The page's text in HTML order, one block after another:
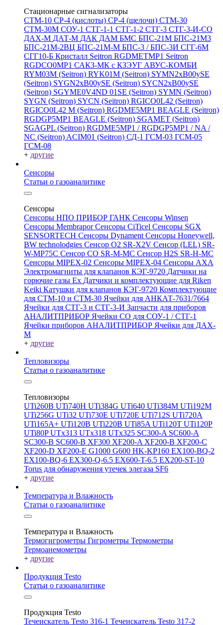
Стационарные сигнализаторы
СТМ-10 СР-4 (кислоты) СР-4 (щелочи) СТМ-30
СТМ-30М СОУ-1 СТГ-1-1 СТГ-1-2 СТГ-3 СТГ-3-И-CO
ДАХ-М ДАТ-М ДАК ДАМ БМС БПС-21М БПС-21М3
БПС-21М-2ВЦ БПС-21М-М БПС-3 / БПС-3И СГГ-6М
СГГ10-Б Кристалл Seitron RGDMETMP1 Seitron
RGDCO0MP1 САКЗ-МК с КЗЭУГ АВУС-КОМБИ
RYM03M (Seitron) RYK01M (Seitron) SYMN2хB00ySE
(Seitron) SYGN2xB00ySE (Seitron) SYCN2xB00ySE
(Seitron) SGYME0V4ND 01SE (Seitron) SYMN (Seitron)
SYGN (Seitron) SYCN (Seitron) RGICO0L42 (Seitron)
RGICO0L42 M (Seitron) RGDME5MP1 BEAGLE (Seitron)
RGDGP5MP1 BEAGLE (Seitron) SGAMET (Seitron)
SGAGPL (Seitron) RGDME5MP1 / RGDGP5MP1 / NA /
NC (Seitron) ACIM01 (Seitron) СД-1 ГСМ-03 ГСМ-05
ГСМ-08
+ другие
Сенсоры
Статьи о газоаналитике
Сенсоры
Сенсоры НПО ПРИБОР ГАНК Сенсоры Winsen
Сенсоры MembraporСенсоры CiTicel Сенсоры SGX
SENSORTECH Сенсоры Dynament Сенсоры Honeywell,
BW technolodgies Сенсор O2 SR-X2V Сенсор (LEL) SR-
W-MP75C Сенсор CO SR-M-MC Сенсор H2S SR-H-MC
Сенсоры MIPEX-02 Сенсоры MIPEX-04 Сенсоры АХА
Электромагниты для клапанов КЭГ-9720 Датчики на
горючие газы Ex Датчики и комплектующие для Riken
Keiki Катушки для клапанов КЭГ-9720 Комплектующие
для СТМ-10 и СТМ-30 Ячейки для АНКАТ-7631/7664
Ячейки для СТГ-3 и СТГ-3-И Запчасти для приборов
АНАЛИТПРИБОР Ячейки CO для СОУ-1 / СТГ-1
Ячейки приборов АНАЛИТПРИБОР Ячейки для ДАХ-
М
+ другие
Тепловизоры
Статьи о газоаналитике
Тепловизоры
UTi260В UTi740H UTi384G UTi640 UTi384M UTi192M
UTi256G UTi32 UTi730E UTi720E UTi712S UTi720A
UTi165A+ UTi120B UTi220B UTi85A UTi120T UTi120P
UTi80PUTx313 UTx318 UTx325 SC300-A SC600-A
SC300-B SC600-B XF300 XF200-A XF200-B XF200-C
XF200-D XF200-E G1000 G600 HK-KP160 EX100-BQ-2
EX100-BQ-6 EX300-Q-6.5 EX600-T-6.5 EX200-ST-10
Torus для обнаружения утечек элегаза SF6
+ другие
Температура и Влажность
Статьи о газоаналитике
Температура и Влажность
Термогигрометры Гигрометры Термометры
Термоанемометры
+ другие
Продукция Testo
Статьи о газоаналитике
Продукция Testo
Течеискатель Testo 316-1 Течеискатель Testo 317-2